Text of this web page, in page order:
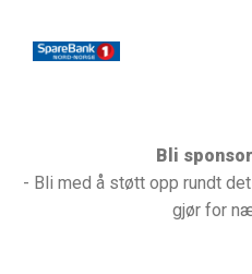
Bli
- Bli med å støtt opp rundt
gjør for